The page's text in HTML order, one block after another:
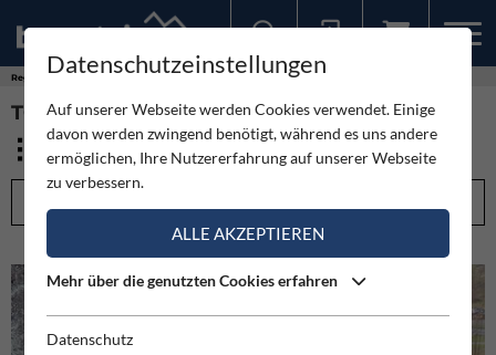
Regionen
TOUREN - SACHSEN (19)
Datenschutzeinstellungen
Auf unserer Webseite werden Cookies verwendet. Einige
davon werden zwingend benötigt, während es uns andere
ermöglichen, Ihre Nutzererfahrung auf unserer Webseite
zu verbessern.
ALLE AKZEPTIEREN
Mehr über die genutzten Cookies erfahren
Datenschutz